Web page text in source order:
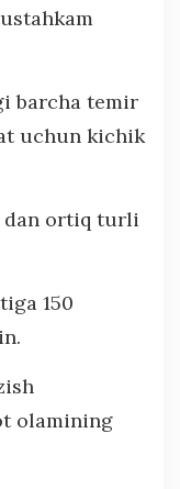
barcha temir
uchun kichik
dan ortiq turli
150
olamining